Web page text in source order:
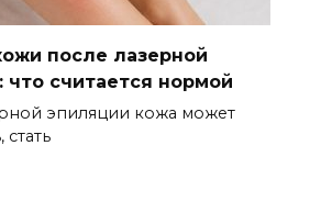
после лазерной
что считается нормой
эпиляции кожа может
стать